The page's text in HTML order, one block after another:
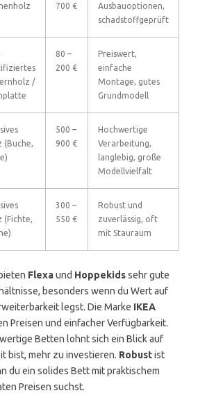
700 €
Ausbauoptionen,
schadstoffgeprüft
/
80 –
200 €
Preiswert,
einfache
Montage, gutes
Grundmodell
(Buche,
500 –
900 €
Hochwertige
Verarbeitung,
langlebig, große
Modellvielfalt
(Fichte,
300 –
550 €
Robust und
zuverlässig, oft
mit Stauraum
Flexaund Hoppekidssehr gute
besonders wenn du Wert auf
legst. Die Marke IKEA
Preisen und einfacher Verfügbarkeit.
Betten lohnt sich ein Blick auf
bist, mehr zu investieren. Robustist
du ein solides Bett mit praktischem
Preisen suchst.